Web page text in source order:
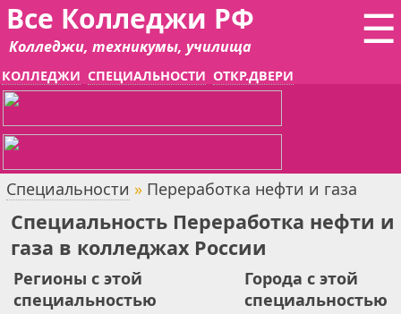
☰
Все Колледжи РФ
Колледжи, техникумы, училища
КОЛЛЕДЖИ СПЕЦИАЛЬНОСТИ ОТКР.ДВЕРИ
Специальности » Переработка нефти и газа
Специальность Переработка нефти и
газа в колледжах России
Регионы с этой
специальностью
Города с этой
специальностью